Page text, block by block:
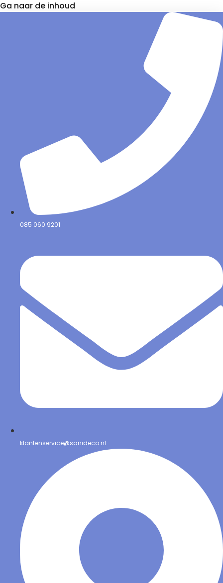
Ga naar de inhoud
085 060 9201
klantenservice@sanideco.nl